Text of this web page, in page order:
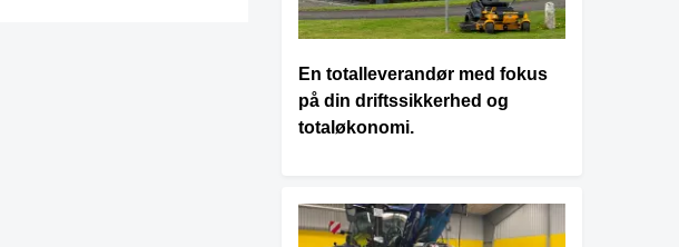
En totalleverandør med fokus
på din driftssikkerhed og
totaløkonomi.